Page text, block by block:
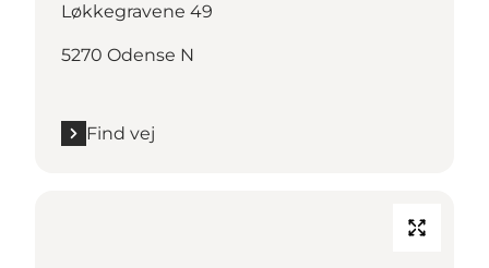
Løkkegravene 49
5270 Odense N
Find vej